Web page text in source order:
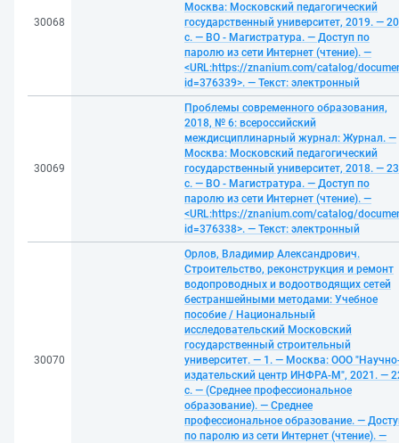
30068
Москва: Московский педагогический
государственный университет, 2019. —
с. — ВО - Магистратура. — Доступ по
паролю из сети Интернет (чтение). —
<URL:https://znanium.com/catalog/
id=376339>. — Текст: электронный
30069
Проблемы современного образования,
2018, № 6: всероссийский
междисциплинарный журнал: Журнал. —
Москва: Московский педагогический
государственный университет, 2018. —
с. — ВО - Магистратура. — Доступ по
паролю из сети Интернет (чтение). —
<URL:https://znanium.com/catalog/
id=376338>. — Текст: электронный
30070
Орлов, Владимир Александрович.
Строительство, реконструкция и ремонт
водопроводных и водоотводящих сетей
бестраншейными методами: Учебное
пособие / Национальный
исследовательский Московский
государственный строительный
университет. — 1. — Москва: ООО
издательский центр ИНФРА-М", 2021. —
с. — (Среднее профессиональное
образование). — Среднее
профессиональное образование. —
по паролю из сети Интернет (чтение). —